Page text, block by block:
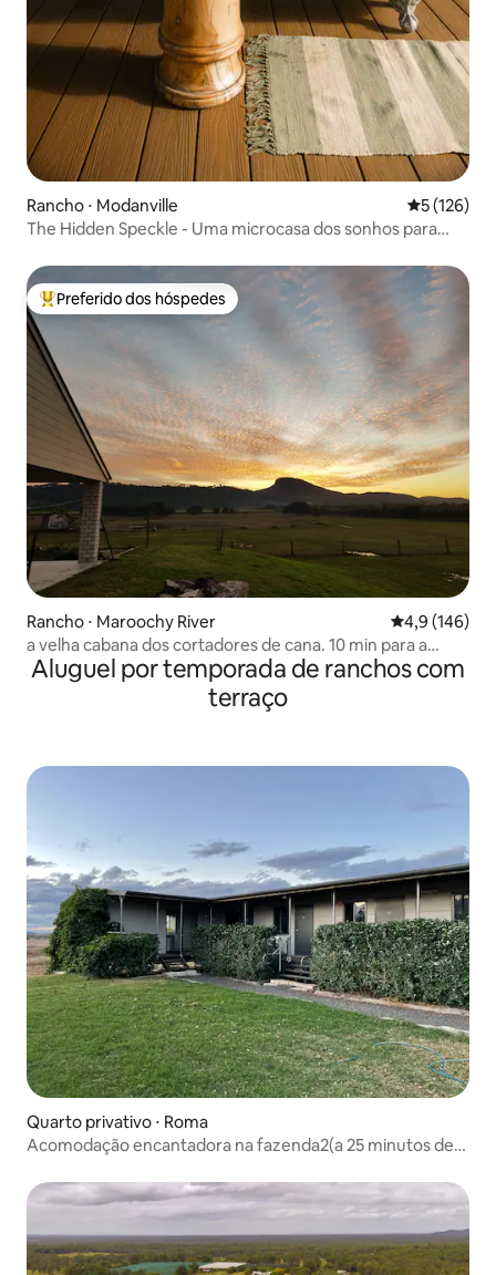
Rancho ⋅ Modanville 5 de uma
5 (126)
The Hidden Speckle - Uma microcasa dos sonhos para
Entre os melhores preferidos dos hóspedes
Preferido dos hóspedes
Rancho ⋅ Maroochy River 4,9 de uma
4,9 (146)
a velha cabana dos cortadores de cana. 10 min para a
praia.
Aluguel por temporada de ranchos com
terraço
Quarto privativo ⋅ Roma
Acomodação encantadora na fazenda2(a 25 minutos de